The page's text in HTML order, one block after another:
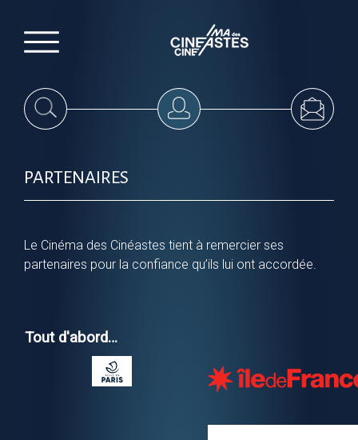
PARTENAIRES
Le Cinéma des Cinéastes tient à remercier ses
partenaires pour la confiance qu’ils lui ont accordée.
Tout d'abord…